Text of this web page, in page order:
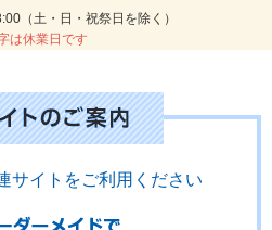
（土・日・祝祭日を除く）
は休業日です
サイトをご利用ください